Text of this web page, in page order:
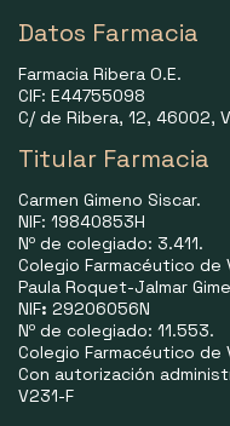
Datos Farmacia
Farmacia Ribera O.E.
CIF: E44755098
C/ de Ribera, 12, 46002,
Titular Farmacia
Carmen Gimeno Siscar.
NIF: 19840853H
Nº de colegiado: 3.411.
Colegio Farmacéutico de
Paula Roquet-Jalmar
NIF: 29206056N
Nº de colegiado: 11.553.
Colegio Farmacéutico de
Con autorización
V231-F